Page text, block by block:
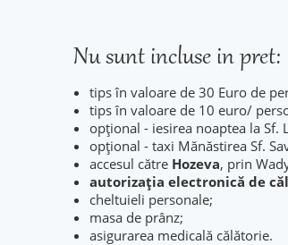
Nu sunt incluse in pret:
tips în valoare de 30 Euro de
tips în valoare de 10 euro/
opțional - iesirea noaptea la
opțional - taxi Mănăstirea Sf.
accesul către Hozeva, prin
autorizația electronică de
cheltuieli personale;
masa de prânz;
asigurarea medicală călătorie.